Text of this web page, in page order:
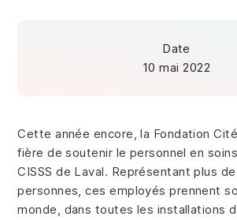
Date
10 mai 2022
Cette année encore, la Fondation
fière de soutenir le personnel en
CISSS de Laval. Représentant plus
personnes, ces employés prennent
monde, dans toutes les installations